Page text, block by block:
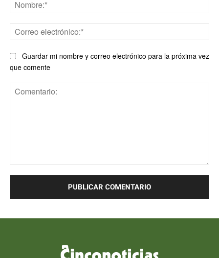
Guardar mi nombre y correo electrónico para la próxima vez
que comente